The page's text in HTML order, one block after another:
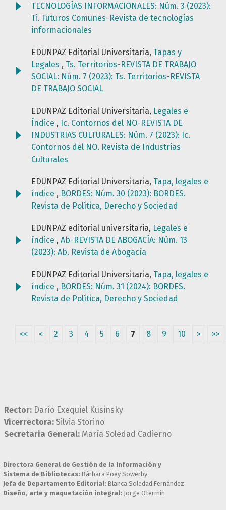
TECNOLOGÍAS INFORMACIONALES: Núm. 3 (2023):
Ti. Futuros Comunes-Revista de tecnologías
informacionales
EDUNPAZ Editorial Universitaria, Tapas y
Legales , Ts. Territorios-REVISTA DE TRABAJO
SOCIAL: Núm. 7 (2023): Ts. Territorios-REVISTA
DE TRABAJO SOCIAL
EDUNPAZ Editorial Universitaria, Legales e
Índice , Ic. Contornos del NO-REVISTA DE
INDUSTRIAS CULTURALES: Núm. 7 (2023): Ic.
Contornos del NO. Revista de Industrias
Culturales
EDUNPAZ Editorial Universitaria, Tapa, legales e
índice , BORDES: Núm. 30 (2023): BORDES.
Revista de Política, Derecho y Sociedad
EDUNPAZ editorial universitaria, Legales e
índice , Ab-REVISTA DE ABOGACÍA: Núm. 13
(2023): Ab. Revista de Abogacía
EDUNPAZ Editorial Universitaria, Tapa, legales e
índice , BORDES: Núm. 31 (2024): BORDES.
Revista de Política, Derecho y Sociedad
<< < 2 3 4 5 6 7 8 9 10 > >>
Rector: Darío Exequiel Kusinsky
Vicerrectora: Silvia Storino
Secretaria General: María Soledad Cadierno
Directora General de Gestión de la Información y
Sistema de Bibliotecas: Bárbara Poey Sowerby
Jefa de Departamento Editorial: Blanca Soledad Fernández
Diseño, arte y maquetación integral: Jorge Otermin